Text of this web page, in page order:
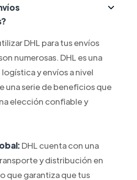
DHL para tus envíos
numerosas. DHL es una
y envíos a nivel
una serie de beneficios que
elección confiable y
DHL cuenta con una
y distribución en
que garantiza que tus